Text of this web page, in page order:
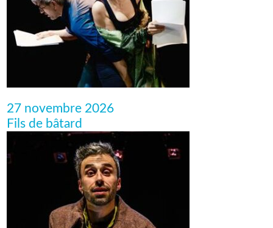
27 novembre 2026
Fils de bâtard